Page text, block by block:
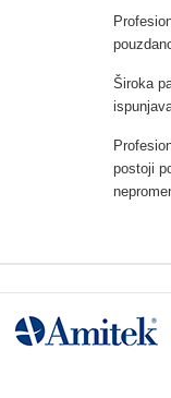
Široka
postoji